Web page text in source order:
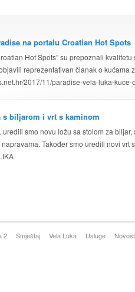
na portalu Croatian Hot Spots
Hot Spots” su prepoznali
reprezentativan članak o kućama
2017/11/paradise-vela-luka-
s biljarom i vrt s kaminom
uredili smo novu ložu sa stolom za
Također smo uredili novi vrt
2 Smještaj Vela Luka Usluge